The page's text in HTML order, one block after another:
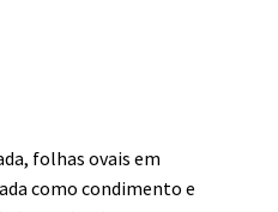
folhas ovais em
como condimento e